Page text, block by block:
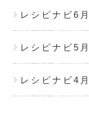
レシピナビ6
レシピナビ5
レシピナビ4